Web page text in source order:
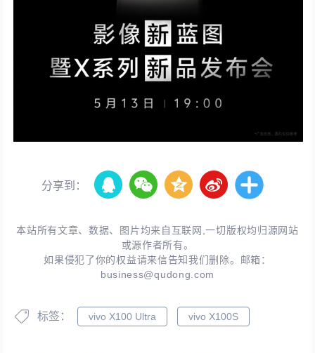
分享到：
本站所有文章、数据、图片均来自互联网,一切版权均归源网站
或源作者所有。
如果侵犯了你的权益请来信告知我们删除。邮箱：
business@qudong.com
标签： vivo X100 Ultra vivo X100S